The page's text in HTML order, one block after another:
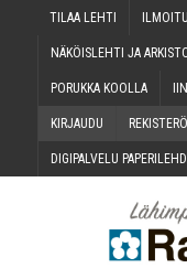
TILAA LEH­TI
NÄKÖIS­LEH­TI JA
PORUK­KA KOOLLA
KIR­JAU­DU
DIGI­PAL­VE­LU